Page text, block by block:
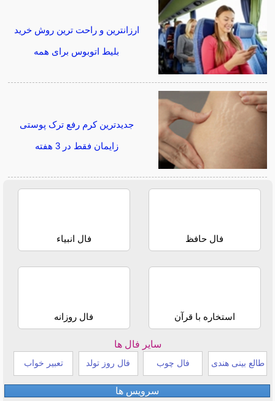
ارزانترین و راحت ترین روش خرید
بلیط اتوبوس برای همه
جدیدترین کرم رفع ترک پوستی
زایمان فقط در 3 هفته
فال حافظ فال انبیاء
استخاره با قرآن فال روزانه
سایر فال ها
طالع بینی هندی فال چوب فال روز تولد تعبیر خواب
سرویس ها